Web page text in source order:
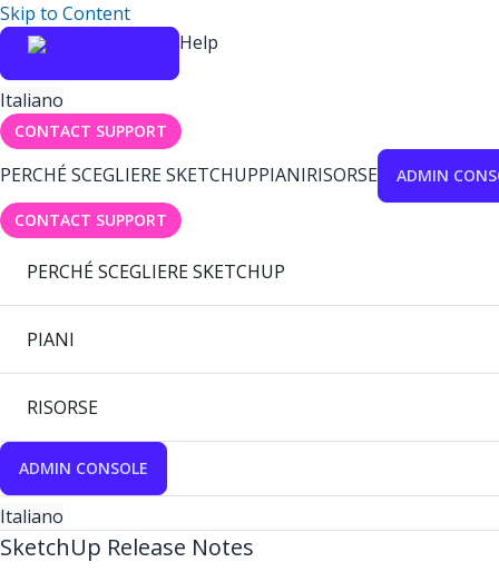
Skip to Content
Help
Italiano
CONTACT SUPPORT
PERCHÉ SCEGLIERE SKETCHUPPIANIRISORSE ADMIN
CONTACT SUPPORT
PERCHÉ SCEGLIERE SKETCHUP
PIANI
RISORSE
ADMIN CONSOLE
Italiano
SketchUp Release Notes